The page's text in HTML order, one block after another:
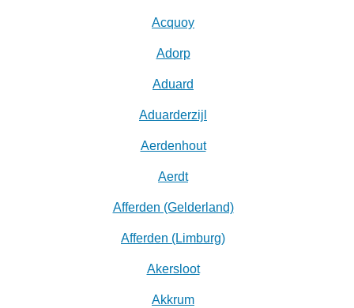
Acquoy
Adorp
Aduard
Aduarderzijl
Aerdenhout
Aerdt
Afferden (Gelderland)
Afferden (Limburg)
Akersloot
Akkrum